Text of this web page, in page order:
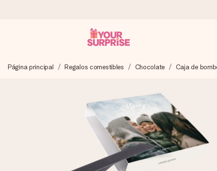
Preparamos tu regalo con cuidado y lo enviamos al vuelo,
4,5 (basado en +15.000 opiniones)
Nuestros regalos inspiran. Los clientes nos dan un 4,5 en
Página principal Regalos comestibles Chocolate Caja de